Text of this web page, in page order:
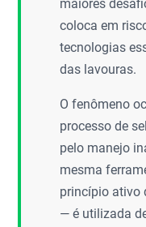
maiores
coloca em
tecnologias
das lavouras.
O fenômeno
processo de
pelo manejo
mesma
princípio ativo
— é utilizada